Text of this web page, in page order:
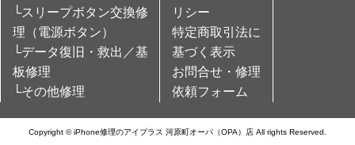
└スリープボタン交換修
理（電源ボタン）
└データ復旧・救出／基
板修理
└その他修理
リシー
特定商取引法に
基づく表示
お問合せ・修理
依頼フォーム
Copyright © iPhone修理のアイプラス 河原町オーパ（OPA）店 All rights Reserved.